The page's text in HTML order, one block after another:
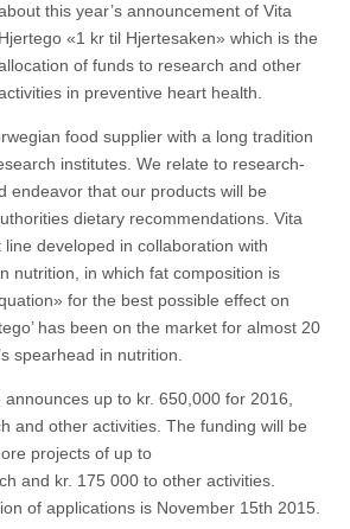
this year’s announcement of Vita
Hjertego «1 kr til Hjertesaken» which is the
of funds to research and other
in preventive heart health.
food supplier with a long tradition
institutes. We relate to research-
endeavor that our products will be
dietary recommendations. Vita
line developed in collaboration with
nutrition, in which fat composition is
for the best possible effect on
has been on the market for almost 20
spearhead in nutrition.
up to kr. 650,000 for 2016,
and other activities. The funding will be
projects of up to
and kr. 175 000 to other activities.
of applications is November 15th 2015.